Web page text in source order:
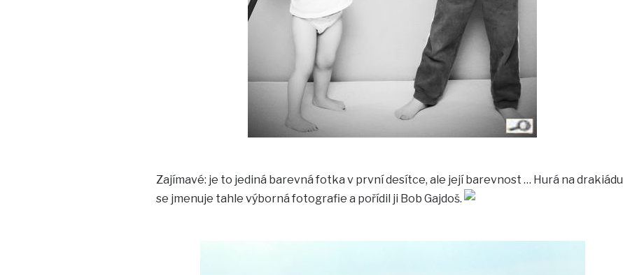
Zajímavé: je to jediná barevná fotka v první desítce, ale její barevnost … Hurá na drakiádu
se jmenuje tahle výborná fotografie a pořídil ji Bob Gajdoš.